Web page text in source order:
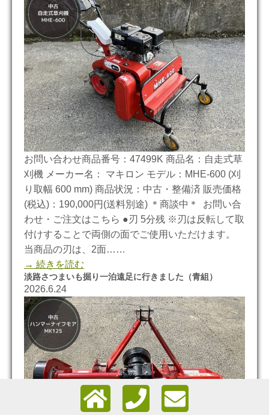
お問い合わせ商品番号：47499K 商品名：自走式草
刈機 メーカー名： マキロン モデル：MHE-600 (刈
り取幅 600 mm) 商品状況：中古・整備済 販売価格
(税込)：190,000円(送料別途) ＊商談中＊ お問い合
わせ・ご注文はこちら ●刃 5分残 ※刃は反転して取
付けすることで両側の面でご使用いただけます。
当商品の刃は、2面……
→ 続きを読む
淡路さつまいも掘り一泊遠足に行きました（青組）
2026.6.24